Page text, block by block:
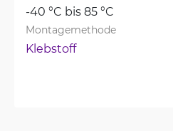
-40 °C bis 85 °C
Montagemethode
Klebstoff